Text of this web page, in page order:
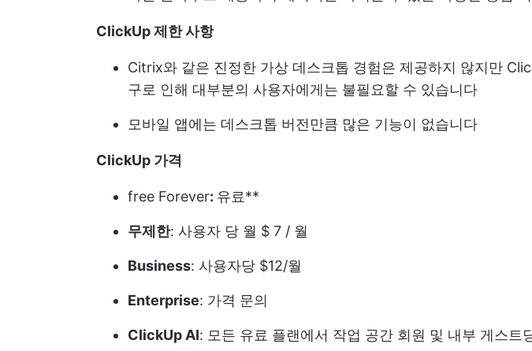
ClickUp 제한 사항
Citrix와 같은 진정한 가상 데스크톱 경험은 제공하지 않지만
구로 인해 대부분의 사용자에게는 불필요할 수 있습니다
모바일 앱에는 데스크톱 버전만큼 많은 기능이 없습니다
ClickUp 가격
free Forever: 유료**
무제한: 사용자 당 월 $ 7 / 월
Business: 사용자당 $12/월
Enterprise: 가격 문의
ClickUp AI: 모든 유료 플랜에서 작업 공간 회원 및 내부 게스트